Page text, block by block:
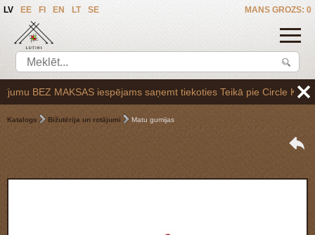
MANS GROZS: 0
LV EE FI EN LT SE
BEZ MAKSAS iespējams saņemt tiekoties Teikā pie Circle K
Katalogs Bižutērija un rotājumi Matu gumijas